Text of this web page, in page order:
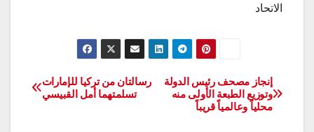
الاتحاد
تصفّح
المقالات
رسالتان من تركيا للإمارات
تسلمتهما أمل القبيسي
إنجاز مصحف رئيس الدولة
وتوزيع الطبعة الأولى منه
محلياً وعالمياً قريباً